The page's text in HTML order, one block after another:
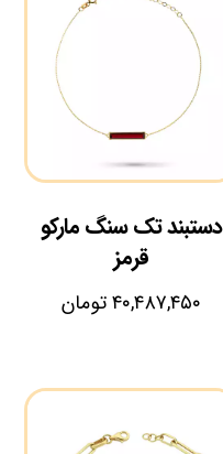
دستبند تک سنگ مارکو
قرمز
۴۰,۴۸۷,۴۵۰تومان